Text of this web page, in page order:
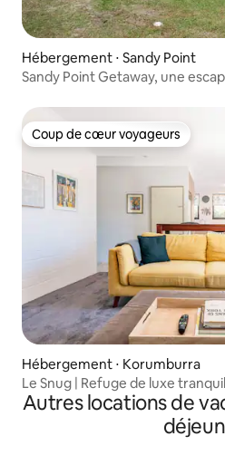
Hébergement ⋅ Sandy Point
Sandy Point Getaway, une
Coup de cœur voyageurs
Coup de cœur voyageurs
Hébergement ⋅ Korumburra
Le Snug | Refuge de luxe
Autres locations de